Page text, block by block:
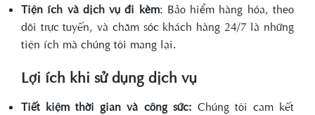
Tiện ích và dịch vụ đi kèm: Bảo hiểm hàng hóa, theo
dõi trực tuyến, và chăm sóc khách hàng 24/7 là những
tiện ích mà chúng tôi mang lại.
Lợi ích khi sử dụng dịch vụ
Tiết kiệm thời gian và công sức: Chúng tôi cam kết